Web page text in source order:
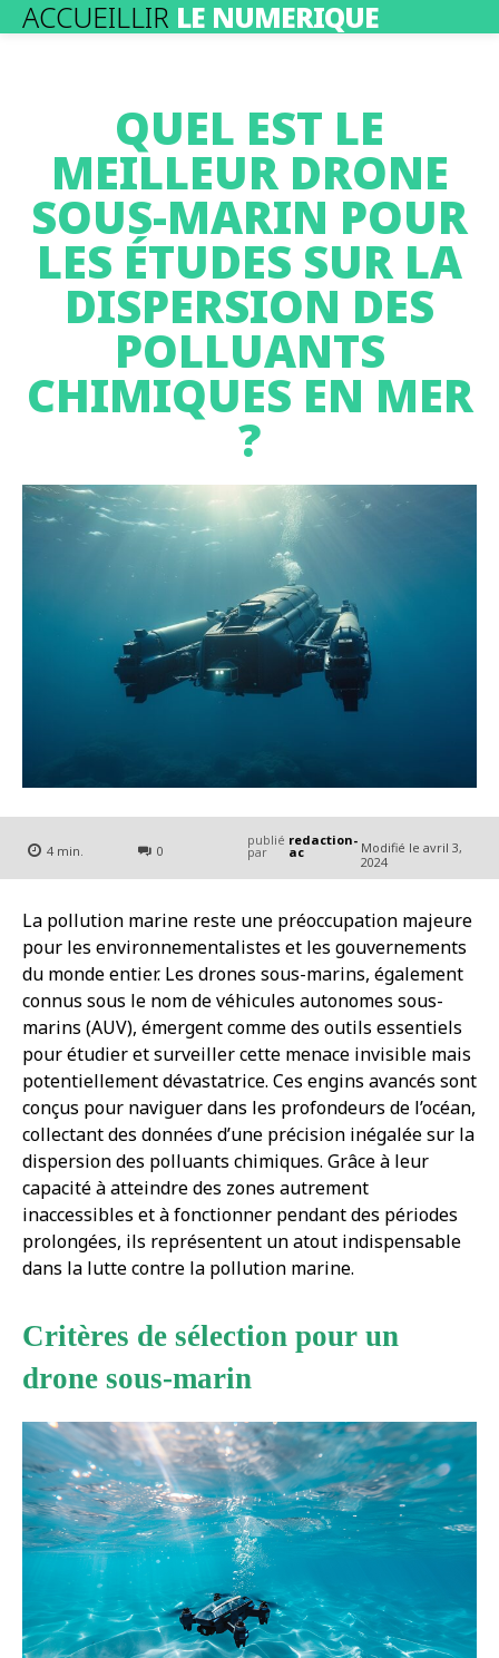
ACCUEILLIR LE NUMERIQUE
QUEL EST LE
MEILLEUR DRONE
SOUS-MARIN POUR
LES ÉTUDES SUR LA
DISPERSION DES
POLLUANTS
CHIMIQUES EN MER
?
4 min. 0
publié
par
redaction-
ac Modifié le avril 3,
2024
La pollution marine reste une préoccupation majeure
pour les environnementalistes et les gouvernements
du monde entier. Les drones sous-marins, également
connus sous le nom de véhicules autonomes sous-
marins (AUV), émergent comme des outils essentiels
pour étudier et surveiller cette menace invisible mais
potentiellement dévastatrice. Ces engins avancés sont
conçus pour naviguer dans les profondeurs de l’océan,
collectant des données d’une précision inégalée sur la
dispersion des polluants chimiques. Grâce à leur
capacité à atteindre des zones autrement
inaccessibles et à fonctionner pendant des périodes
prolongées, ils représentent un atout indispensable
dans la lutte contre la pollution marine.
Critères de sélection pour un
drone sous-marin